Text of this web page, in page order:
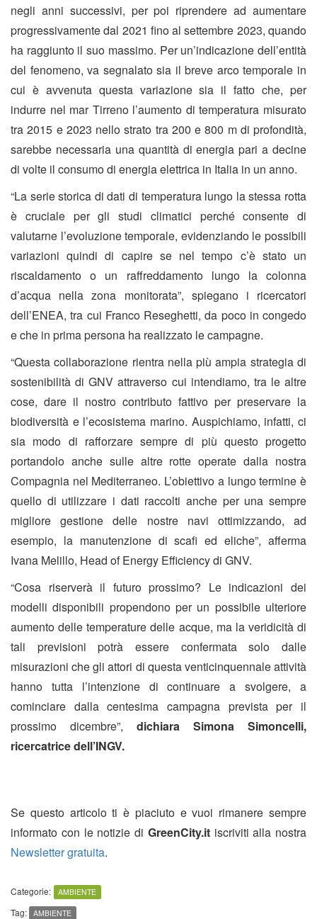
negli anni successivi, per poi riprendere ad aumentare
progressivamente dal 2021 fino al settembre 2023, quando
ha raggiunto il suo massimo. Per un’indicazione dell’entità
del fenomeno, va segnalato sia il breve arco temporale in
cui è avvenuta questa variazione sia il fatto che, per
indurre nel mar Tirreno l’aumento di temperatura misurato
tra 2015 e 2023 nello strato tra 200 e 800 m di profondità,
sarebbe necessaria una quantità di energia pari a decine
di volte il consumo di energia elettrica in Italia in un anno.
“La serie storica di dati di temperatura lungo la stessa rotta
è cruciale per gli studi climatici perché consente di
valutarne l’evoluzione temporale, evidenziando le possibili
variazioni quindi di capire se nel tempo c’è stato un
riscaldamento o un raffreddamento lungo la colonna
d’acqua nella zona monitorata”, spiegano i ricercatori
dell’ENEA, tra cui Franco Reseghetti, da poco in congedo
e che in prima persona ha realizzato le campagne.
“Questa collaborazione rientra nella più ampia strategia di
sostenibilità di GNV attraverso cui intendiamo, tra le altre
cose, dare il nostro contributo fattivo per preservare la
biodiversità e l’ecosistema marino. Auspichiamo, infatti, ci
sia modo di rafforzare sempre di più questo progetto
portandolo anche sulle altre rotte operate dalla nostra
Compagnia nel Mediterraneo. L’obiettivo a lungo termine è
quello di utilizzare i dati raccolti anche per una sempre
migliore gestione delle nostre navi ottimizzando, ad
esempio, la manutenzione di scafi ed eliche”, afferma
Ivana Melillo, Head of Energy Efficiency di GNV.
“Cosa riserverà il futuro prossimo? Le indicazioni dei
modelli disponibili propendono per un possibile ulteriore
aumento delle temperature delle acque, ma la veridicità di
tali previsioni potrà essere confermata solo dalle
misurazioni che gli attori di questa venticinquennale attività
hanno tutta l’intenzione di continuare a svolgere, a
cominciare dalla centesima campagna prevista per il
prossimo dicembre”, dichiara Simona Simoncelli,
ricercatrice dell’INGV.
Se questo articolo ti è piaciuto e vuoi rimanere sempre
informato con le notizie di GreenCity.itiscriviti alla nostra
Newsletter gratuita.
Categorie: AMBIENTE
Tag: AMBIENTE